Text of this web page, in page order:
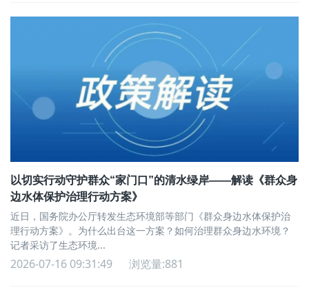
以切实行动守护群众“家门口”的清水绿岸——解读《群众身
边水体保护治理行动方案》
近日，国务院办公厅转发生态环境部等部门《群众身边水体保护治
理行动方案》。为什么出台这一方案？如何治理群众身边水环境？
记者采访了生态环境...
2026-07-16 09:31:49 浏览量:881